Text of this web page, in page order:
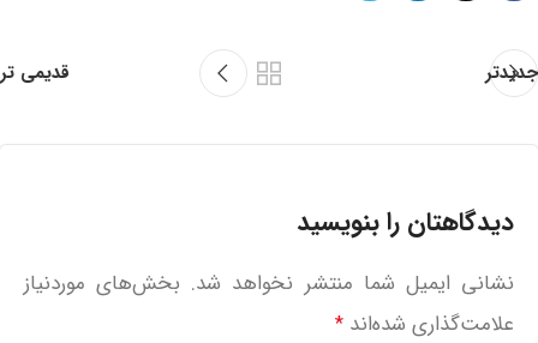
جدیدتر قدیمی تر
دیدگاهتان را بنویسید
نشانی ایمیل شما منتشر نخواهد شد. بخش‌های موردنیاز
علامت‌گذاری شده‌اند *